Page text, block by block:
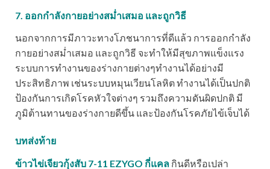
7. ออกกำลังกายอย่างสม่ำเสมอ และถูกวิธี
นอกจากการมีภาวะทางโภชนาการที่ดีแล้ว การออกกำลัง
กายอย่างสม่ำเสมอ และถูกวิธี จะทำให้มีสุขภาพแข็งแรง
ระบบการทำงานของร่างกายต่างๆทำงานได้อย่างมี
ประสิทธิภาพ เช่นระบบหมุนเวียนโลหิต ทำงานได้เป็นปกติ
ป้องกันการเกิดโรคหัวใจต่างๆ รวมถึงความดันผิดปกติ มี
ภูมิต้านทานของร่างกายดีขึ้น และป้องกันโรคภัยไข้เจ็บได้
บทส่งท้าย
ข้าวไข่เจียวกุ้งสับ 7-11 EZYGO กี่แคล กินดีหรือเปล่า